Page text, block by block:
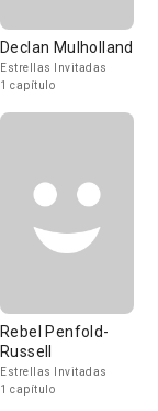
Declan Mulholland
Estrellas Invitadas
1 capítulo
Rebel Penfold-
Russell
Estrellas Invitadas
1 capítulo